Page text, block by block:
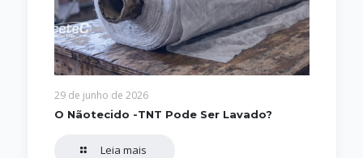
29 de junho de 2026
O Nãotecido -TNT Pode Ser Lavado?
Leia mais